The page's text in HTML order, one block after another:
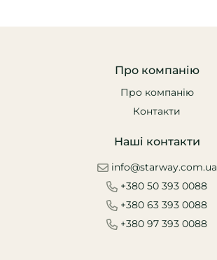
Про компанію
Про компанію
Контакти
Наші контакти
info@starway.com.ua
+380 50 393 0088
+380 63 393 0088
+380 97 393 0088